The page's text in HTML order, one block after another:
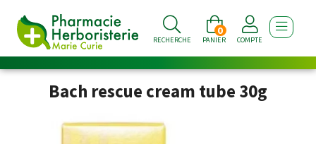
RECHERCHE PANIER
0
COMPTE
Bach rescue cream tube 30g